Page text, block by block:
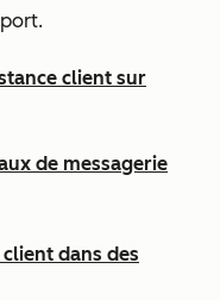
client sur
de messagerie
client dans des